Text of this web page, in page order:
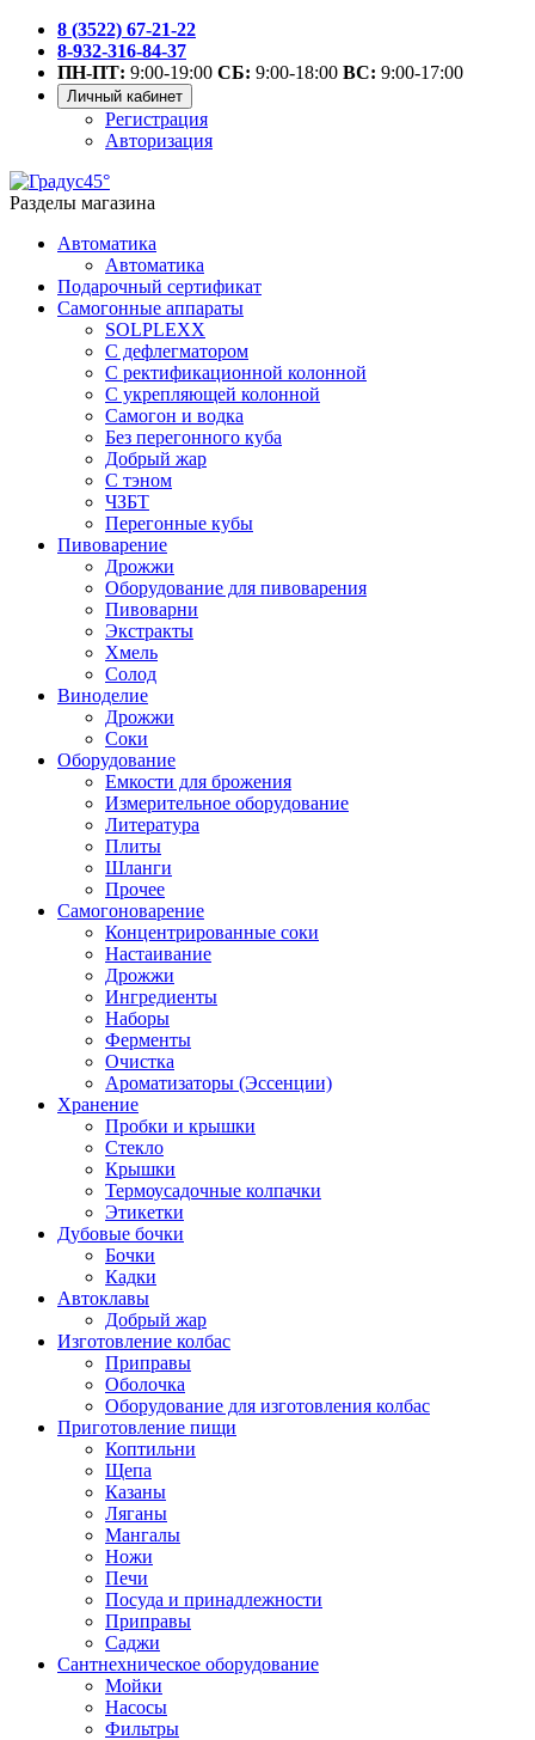
8 (3522) 67-21-22
8-932-316-84-37
ПН-ПТ: 9:00-19:00 СБ: 9:00-18:00 ВС: 9:00-17:00
Личный кабинет
Регистрация
Авторизация
Разделы магазина
Автоматика
Автоматика
Подарочный сертификат
Самогонные аппараты
SOLPLEXX
С дефлегматором
С ректификационной колонной
С укрепляющей колонной
Самогон и водка
Без перегонного куба
Добрый жар
С тэном
ЧЗБТ
Перегонные кубы
Пивоварение
Дрожжи
Оборудование для пивоварения
Пивоварни
Экстракты
Хмель
Солод
Виноделие
Дрожжи
Соки
Оборудование
Емкости для брожения
Измерительное оборудование
Литература
Плиты
Шланги
Прочее
Самогоноварение
Концентрированные соки
Настаивание
Дрожжи
Ингредиенты
Наборы
Ферменты
Очистка
Ароматизаторы (Эссенции)
Хранение
Пробки и крышки
Стекло
Крышки
Термоусадочные колпачки
Этикетки
Дубовые бочки
Бочки
Кадки
Автоклавы
Добрый жар
Изготовление колбас
Приправы
Оболочка
Оборудование для изготовления колбас
Приготовление пищи
Коптильни
Щепа
Казаны
Ляганы
Мангалы
Ножи
Печи
Посуда и принадлежности
Приправы
Саджи
Сантнехническое оборудование
Мойки
Насосы
Фильтры